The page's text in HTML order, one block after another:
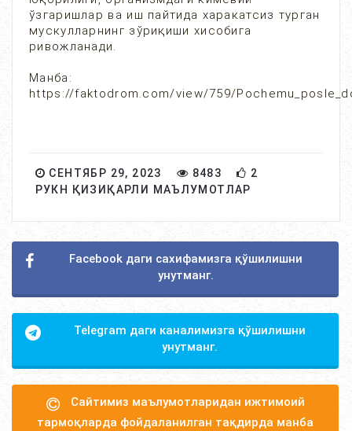
ўзгаришлар ва иш пайтида харакатсиз турган
мускулларнинг зўриқиши хисобига
ривожланади.
Манба:
https://faktodrom.com/view/759/
СЕНТЯБР 29, 2023 8483
2
РУКН ҚИЗИҚАРЛИ МАЪЛУМОТЛАР
Facebook даги сахифамизга қўшилишни
унутманг.
Telegram даги каналимизга қўшилишни
унутманг.
Сайтимиз маълумотларидан ижтимоий
тармоқларда фойдаланилган тақдирда манба